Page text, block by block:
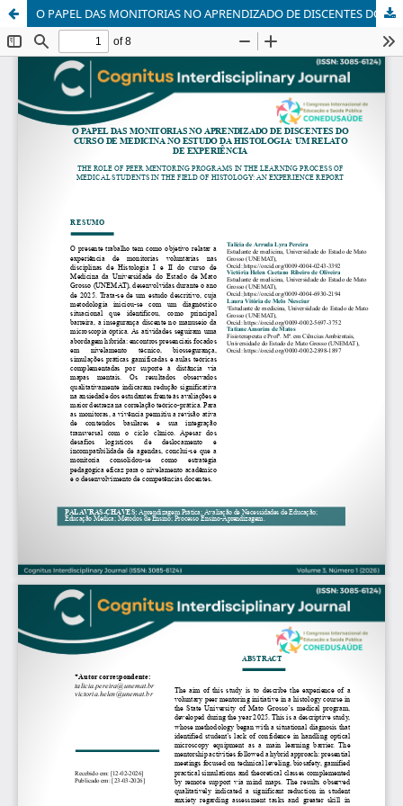
O PAPEL DAS MONITORIAS NO APRENDIZADO DE DISCENTES DO CURSO DE MEDICINA NO ESTUDO DA HISTOLOGIA: UM RELATO DE EXPERIÊNCIA